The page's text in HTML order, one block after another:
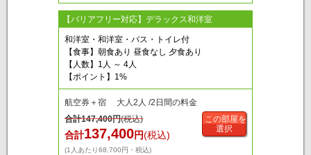
【バリアフリー対応】デラックス和洋室
和洋室・和洋室・バス・トイレ付
【食事】朝食あり 昼食なし 夕食あり
【人数】1人 ～ 4人
【ポイント】1%
航空券＋宿 大人2人 /2日間の料金
合計147,400円(税込)
合計137,400円(税込)
(1人あたり68,700円・税込)
この部屋を
選択